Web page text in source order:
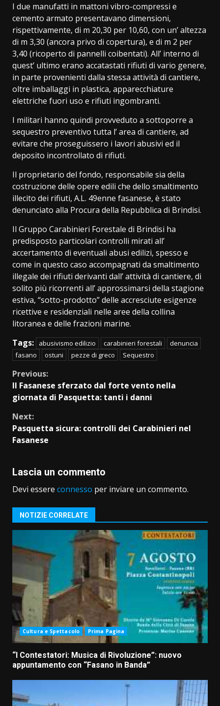
I due manufatti in mattoni vibro-compressi e
cemento armato presentavano dimensioni,
rispettivamente, di m 20,30 per 10,60, con un’ altezza
di m 3,30 (ancora privo di copertura), e di m 2 per
3,40 (ricoperto di pannelli coibentati). All’ interno di
quest’ ultimo erano accatastati rifiuti di vario genere,
in parte provenienti dalla stessa attività di cantiere,
oltre imballaggi in plastica, apparecchiature
elettriche fuori uso e rifiuti ingombranti.
I militari hanno quindi provveduto a sottoporre a
sequestro preventivo tutta l’ area di cantiere, ad
evitare che proseguissero i lavori abusivi ed il
deposito incontrollato di rifiuti.
Il proprietario del fondo, responsabile sia della
costruzione delle opere edili che dello smaltimento
illecito dei rifiuti, A.L. 49enne fasanese, è stato
denunciato alla Procura della Repubblica di Brindisi.
Il Gruppo Carabinieri Forestale di Brindisi ha
predisposto particolari controlli mirati all’
accertamento di eventuali abusi edilizi, spesso e
come in questo caso accompagnati da smaltimento
illegale dei rifiuti derivanti dall’ attività di cantiere, di
solito più ricorrenti all’ approssimarsi della stagione
estiva, “sotto-prodotto” delle accresciute esigenze
ricettive e residenziali nelle aree della collina
litoranea e delle frazioni marine.
Tags:
abusivismo edilizio carabinieri forestali
denuncia
fasano
ostuni pezze di greco Sequestro
Continue
Reading
Previous:
Il Fasanese sferzato dal forte vento nella
giornata di Pasquetta: tanti i danni
Next:
Pasquetta sicura: controlli dei Carabinieri nel
Fasanese
Lascia un commento
Devi essere connesso per inviare un commento.
NOTIZIE CORRELATE
Cultura e Spettacolo Prima Pagina
“I Contestatori: Musica di Rivoluzione”: nuovo
appuntamento con “Fasano in Banda”